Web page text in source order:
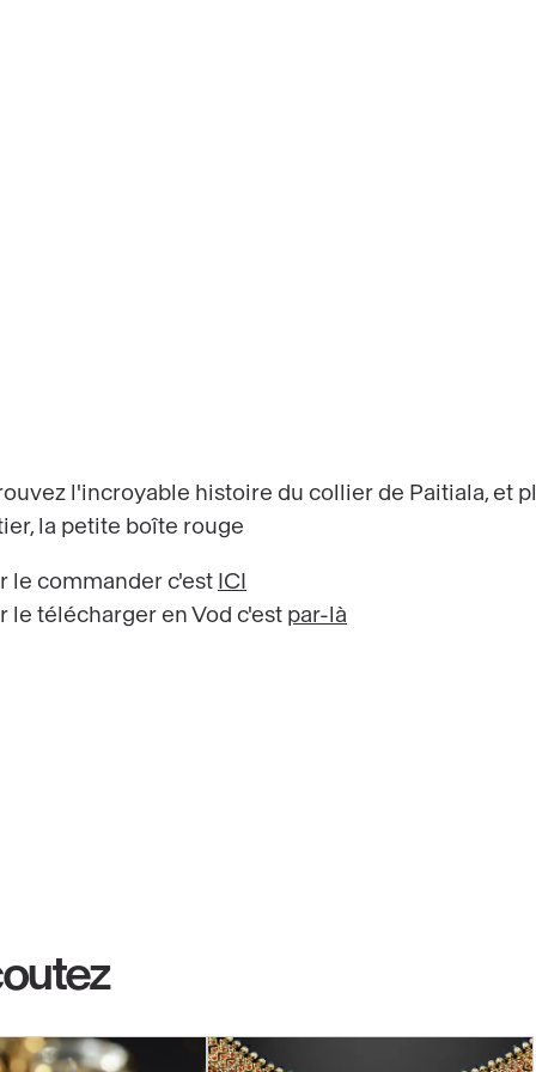
l'incroyable histoire du collier de Paitiala, et
la petite boîte rouge
le commander c'est ICI
le télécharger en Vod c'est par-là